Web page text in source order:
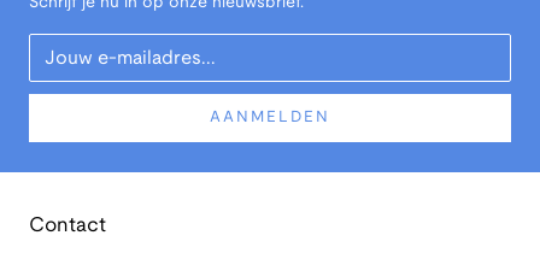
Your Email
AANMELDEN
Contact